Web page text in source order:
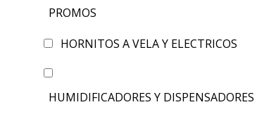
PROMOS
HORNITOS A VELA Y ELECTRICOS
HUMIDIFICADORES Y DISPENSADORES